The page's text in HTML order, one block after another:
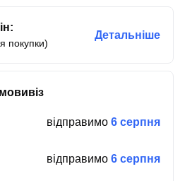
покупки)
Детальніше
відправимо 6 серпня
відправимо 6 серпня